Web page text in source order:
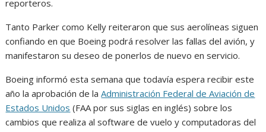
reporteros.
Tanto Parker como Kelly reiteraron que sus aerolíneas siguen
confiando en que Boeing podrá resolver las fallas del avión, y
manifestaron su deseo de ponerlos de nuevo en servicio.
Boeing informó esta semana que todavía espera recibir este
año la aprobación de laAdministración Federal de Aviación de
Estados Unidos (FAA por sus siglas en inglés) sobre los
cambios que realiza al software de vuelo y computadoras del